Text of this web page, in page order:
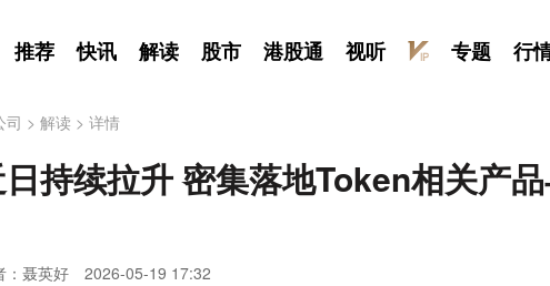
推荐 快讯 解读 股市 港股通 视听 专题 行
司 > 解读 > 详情
持续拉升 密集落地Token相关产
：聂英好 2026-05-19 17:32